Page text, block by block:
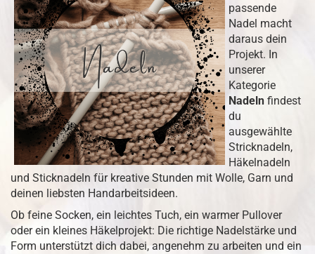
passende
Nadel macht
daraus dein
Projekt. In
unserer
Kategorie
Nadeln findest
du
ausgewählte
Stricknadeln,
Häkelnadeln
und Sticknadeln für kreative Stunden mit Wolle, Garn und
deinen liebsten Handarbeitsideen.
Ob feine Socken, ein leichtes Tuch, ein warmer Pullover
oder ein kleines Häkelprojekt: Die richtige Nadelstärke und
Form unterstützt dich dabei, angenehm zu arbeiten und ein